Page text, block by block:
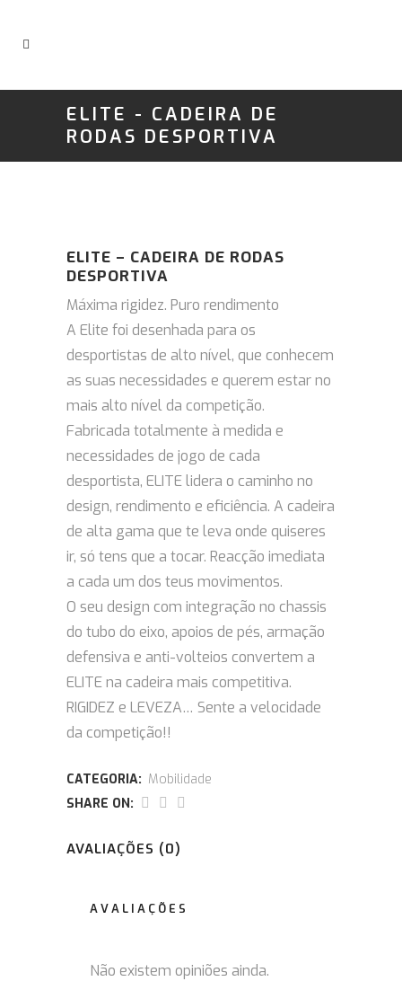
ELITE - CADEIRA DE
RODAS DESPORTIVA
ELITE – CADEIRA DE RODAS
DESPORTIVA
Máxima rigidez. Puro rendimento
A Elite foi desenhada para os
desportistas de alto nível, que conhecem
as suas necessidades e querem estar no
mais alto nível da competição.
Fabricada totalmente à medida e
necessidades de jogo de cada
desportista, ELITE lidera o caminho no
design, rendimento e eficiência. A cadeira
de alta gama que te leva onde quiseres
ir, só tens que a tocar. Reacção imediata
a cada um dos teus movimentos.
O seu design com integração no chassis
do tubo do eixo, apoios de pés, armação
defensiva e anti-volteios convertem a
ELITE na cadeira mais competitiva.
RIGIDEZ e LEVEZA… Sente a velocidade
da competição!!
CATEGORIA: Mobilidade
SHARE ON:
AVALIAÇÕES (0)
AVALIAÇÕES
Não existem opiniões ainda.